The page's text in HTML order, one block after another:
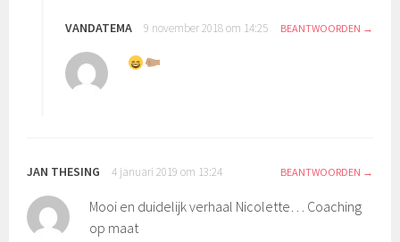
VANDATEMA 9 november 2018 om 14:25 BEANTWOORDEN
JAN THESING 4 januari 2019 om 13:24 BEANTWOORDEN
Mooi en duidelijk verhaal Nicolette… Coaching
op maat